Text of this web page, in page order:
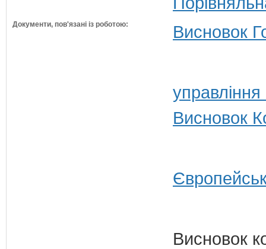
Документи, пов'язані із роботою: Висновок
Висновок
Висновок